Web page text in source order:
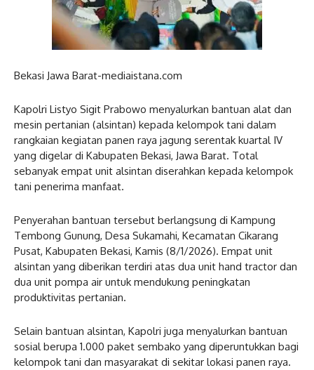
Bekasi Jawa Barat-mediaistana.com
Kapolri Listyo Sigit Prabowo menyalurkan bantuan alat dan
mesin pertanian (alsintan) kepada kelompok tani dalam
rangkaian kegiatan panen raya jagung serentak kuartal IV
yang digelar di Kabupaten Bekasi, Jawa Barat. Total
sebanyak empat unit alsintan diserahkan kepada kelompok
tani penerima manfaat.
Penyerahan bantuan tersebut berlangsung di Kampung
Tembong Gunung, Desa Sukamahi, Kecamatan Cikarang
Pusat, Kabupaten Bekasi, Kamis (8/1/2026). Empat unit
alsintan yang diberikan terdiri atas dua unit hand tractor dan
dua unit pompa air untuk mendukung peningkatan
produktivitas pertanian.
Selain bantuan alsintan, Kapolri juga menyalurkan bantuan
sosial berupa 1.000 paket sembako yang diperuntukkan bagi
kelompok tani dan masyarakat di sekitar lokasi panen raya.